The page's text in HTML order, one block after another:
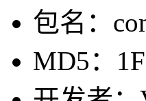
包名：
MD5：